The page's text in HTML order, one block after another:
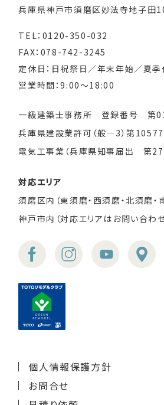
兵庫県神戸市須磨区妙法寺地子田
TEL：0120-350-032
FAX：078-742-3245
定休日：日祝祭日／年末年始／夏季
営業時間：9:00～18:00
一級建築士事務所 登録番号 第
兵庫県建設業許可（般―3）第
電気工事業（兵庫県知事届出 第
対応エリア
須磨区内（東須磨・西須磨・北須磨・
神戸市内（対応エリアはお問い合わせ
個人情報保護方針
お問合せ